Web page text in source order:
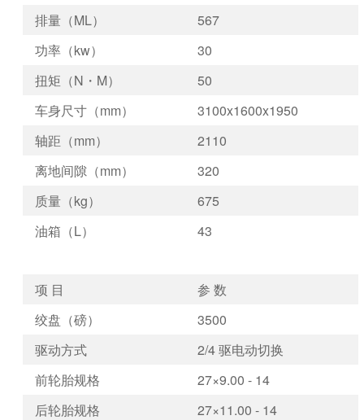
排量（ML）
567
功率（kw）
30
扭矩（N・M）
50
车身尺寸（mm）
3100x1600x1950
轴距（mm）
2110
离地间隙（mm）
320
质量（kg）
675
油箱（L）
43
项 目
参 数
绞盘（磅）
3500
驱动方式
2/4 驱电动切换
前轮胎规格
27×9.00 - 14
后轮胎规格
27×11.00 - 14